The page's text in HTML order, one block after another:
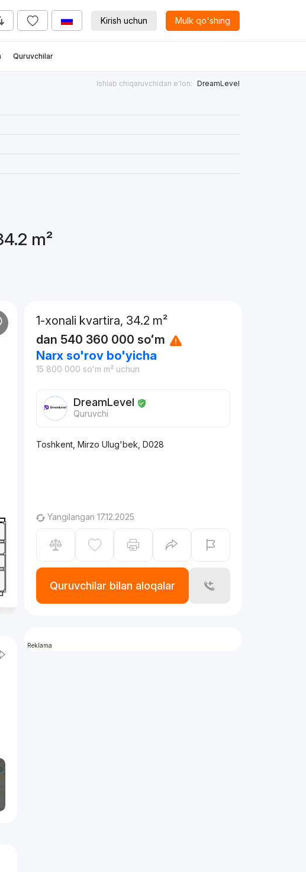
Kirish uchun Mulk qo'shing
Quruvchilar
Ishlab chiqaruvchidan e'lon: DreamLevel
m²
1-xonali kvartira, 34.2 m²
dan 540 360 000 soʻm
Narx so'rov bo'yicha
15 800 000 soʻm m² uchun
DreamLevel
Quruvchi
Toshkent, Mirzo Ulug'bek, D028
Yangilangan 17.12.2025
Quruvchilar bilan aloqalar
Reklama